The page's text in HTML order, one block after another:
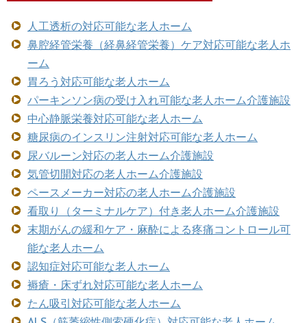
人工透析の対応可能な老人ホーム
鼻腔経管栄養（経鼻経管栄養）ケア対応可能な老人ホ
ーム
胃ろう対応可能な老人ホーム
パーキンソン病の受け入れ可能な老人ホーム介護施設
中心静脈栄養対応可能な老人ホーム
糖尿病のインスリン注射対応可能な老人ホーム
尿バルーン対応の老人ホーム介護施設
気管切開対応の老人ホーム介護施設
ペースメーカー対応の老人ホーム介護施設
看取り（ターミナルケア）付き老人ホーム介護施設
末期がんの緩和ケア・麻酔による疼痛コントロール可
能な老人ホーム
認知症対応可能な老人ホーム
褥瘡・床ずれ対応可能な老人ホーム
たん吸引対応可能な老人ホーム